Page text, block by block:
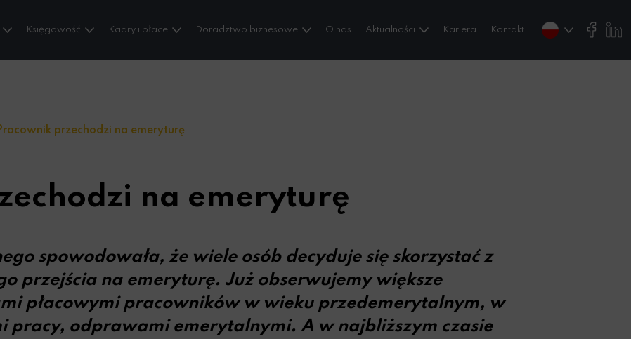
Księgowość Kadry i płace Doradztwo biznesowe O nas Aktualności Kariera Kontakt
przechodzi na emeryturę
na emeryturę
spowodowała, że wiele osób decyduje się skorzystać z
przejścia na emeryturę. Już obserwujemy większe
płacowymi pracowników w wieku przedemerytalnym, w
pracy, odprawami emerytalnymi. A w najbliższym czasie